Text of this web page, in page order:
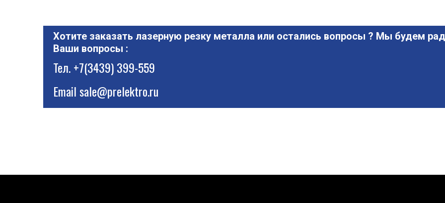
Хотите заказать лазерную резку металла или остались вопросы ? Мы будем
Ваши вопросы :
Тел.+7(3439) 399-559
Emailsale@prelektro.ru